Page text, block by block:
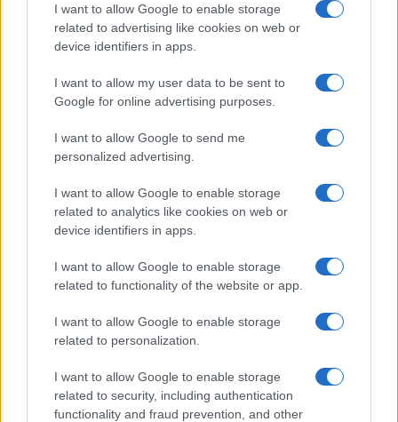
I want to allow Google to enable storage
related to advertising like cookies on web or
device identifiers in apps.
I want to allow my user data to be sent to
Google for online advertising purposes.
I want to allow Google to send me
personalized advertising.
I want to allow Google to enable storage
related to analytics like cookies on web or
device identifiers in apps.
I want to allow Google to enable storage
related to functionality of the website or app.
I want to allow Google to enable storage
related to personalization.
I want to allow Google to enable storage
related to security, including authentication
functionality and fraud prevention, and other
TEMI: Carcere Nuchis Università Sassari
Notizie in tempo reale?
Entra nel canale telegram di
GalluraOggi.it
Inviaci le tue segnalazioni,
i tuoi video e le tue foto
Su WhatsApp al numero +39
345 356 7512
daGoogle News